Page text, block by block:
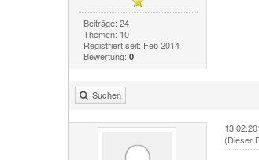
Beiträge: 24
Themen: 10
Registriert seit: Feb 2014
Bewertung: 0
Suchen
(Dieser